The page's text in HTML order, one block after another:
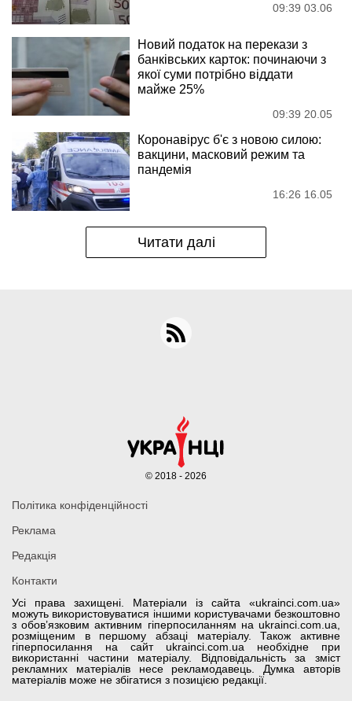
09:39 03.06
Новий податок на перекази з
банківських карток: починаючи з
якої суми потрібно віддати
майже 25%
09:39 20.05
Коронавірус б'є з новою силою:
вакцини, масковий режим та
пандемія
16:26 16.05
Читати далі
Усі права захищені. Матеріали із сайта «ukrainci.com.ua»
можуть використовуватися іншими користувачами безкоштовно
з обов’язковим активним гіперпосиланням на ukrainci.com.ua,
розміщеним в першому абзаці матеріалу. Також активне
гіперпосилання на сайт ukrainci.com.ua необхідне при
використанні частини матеріалу. Відповідальність за зміст
рекламних матеріалів несе рекламодавець. Думка авторів
матеріалів може не збігатися з позицією редакції.
Політика конфіденційності
Реклама
Редакція
Контакти
© 2018 - 2026